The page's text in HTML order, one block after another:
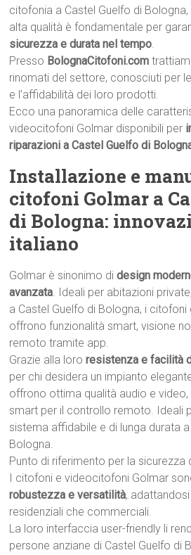
citofonia a Castel Guelfo di
alta qualità è fondamentale per
sicurezza e durata nel tempo.
Presso BolognaCitofoni.com
rinomati del settore, conosciuti per
e l’affidabilità dei loro prodotti.
Ecco una panoramica delle
videocitofoni Golmar disponibili per
riparazioni a Castel Guelfo di
Installazione e
citofoni Golmar a
di Bologna:
italiano
Golmar è sinonimo didesign
avanzata. Ideali per abitazioni
a Castel Guelfo di Bologna, i
offrono funzionalità smart, visione
remoto tramite app.
Grazie alla lororesistenza e facilità
per chi desidera un impianto
offrono ottima qualità audio e video,
smart per il controllo remoto. Ideali
sistema affidabile e di lunga durata
Bologna.
Punto di riferimento per la
I citofoni e videocitofoni Golmar
robustezza e versatilità,
residenziali che commerciali.
La loro interfaccia user-friendly li
persone anziane di Castel Guelfo di